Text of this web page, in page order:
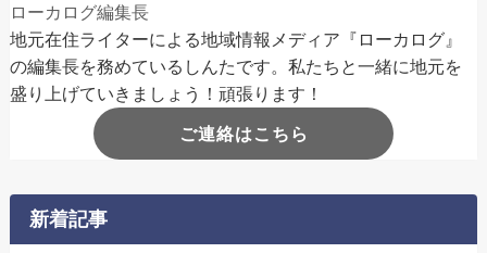
ローカログ編集長
地元在住ライターによる地域情報メディア『ローカログ』
の編集長を務めているしんたです。私たちと一緒に地元を
盛り上げていきましょう！頑張ります！
ご連絡はこちら
新着記事